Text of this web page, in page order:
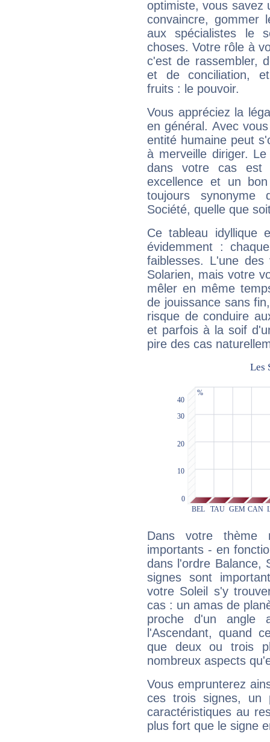
optimiste, vous savez
convaincre, gommer
aux spécialistes le
choses. Votre rôle à
c'est de rassembler,
et de conciliation,
fruits : le pouvoir.
Vous appréciez la
en général. Avec
entité humaine peut
à merveille diriger.
dans votre cas est
excellence et un
toujours synonyme
Société, quelle que
Ce tableau idyllique
évidemment :
faiblesses. L'une
Solarien, mais votre
mêler en même
de jouissance sans
risque de conduire
et parfois à la soif
pire des cas
Dans votre thème
importants - en
dans l'ordre Balance,
signes sont
votre Soleil s'y
cas : un amas de
proche d'un
l'Ascendant, quand
que deux ou trois
nombreux aspects
Vous emprunterez
ces trois signes, un
caractéristiques au
plus fort que le signe